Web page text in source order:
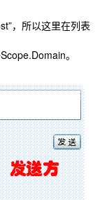
，所以这里在列表
。